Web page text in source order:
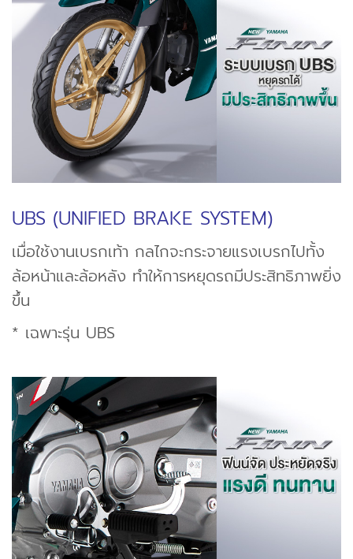
UBS (UNIFIED BRAKE SYSTEM)
เมื่อใช้งานเบรกเท้า กลไกจะกระจายแรงเบรกไปทั้ง
ล้อหน้าและล้อหลัง ทำให้การหยุดรถมีประสิทธิภาพยิ่ง
ขึ้น
* เฉพาะรุ่น UBS